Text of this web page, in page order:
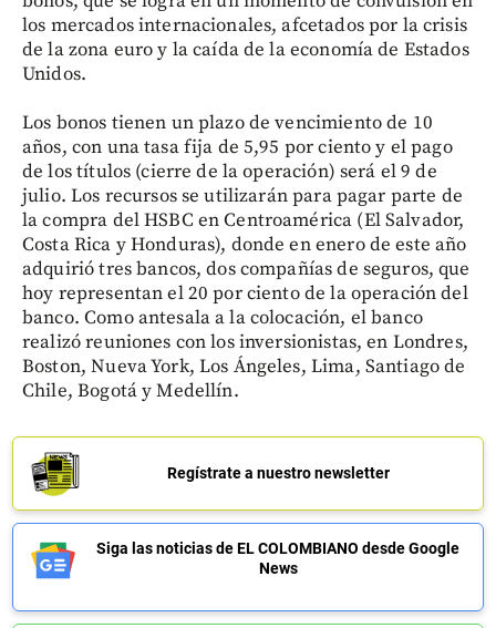
los mercados internacionales, afcetados por la crisis
de la zona euro y la caída de la economía de Estados
Unidos.
Los bonos tienen un plazo de vencimiento de 10
años, con una tasa fija de 5,95 por ciento y el pago
de los títulos (cierre de la operación) será el 9 de
julio. Los recursos se utilizarán para pagar parte de
la compra del HSBC en Centroamérica (El Salvador,
Costa Rica y Honduras), donde en enero de este año
adquirió tres bancos, dos compañías de seguros, que
hoy representan el 20 por ciento de la operación del
banco. Como antesala a la colocación, el banco
realizó reuniones con los inversionistas, en Londres,
Boston, Nueva York, Los Ángeles, Lima, Santiago de
Chile, Bogotá y Medellín.
Regístrate a nuestro newsletter
Siga las noticias de EL COLOMBIANO desde Google
News